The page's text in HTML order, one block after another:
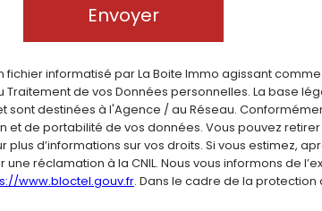
Envoyer
informatisé par La Boite Immo agissant
de vos Données personnelles. La base
destinées à l'Agence / au Réseau.
et de portabilité de vos données. Vous pouvez
plus d’informations sur vos droits. Si vous estimez,
réclamation à la CNIL. Nous vous informons de
www.bloctel.gouv.fr. Dans le cadre de la protection